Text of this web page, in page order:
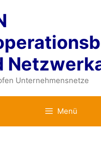
Unternehmensnetze
Menü